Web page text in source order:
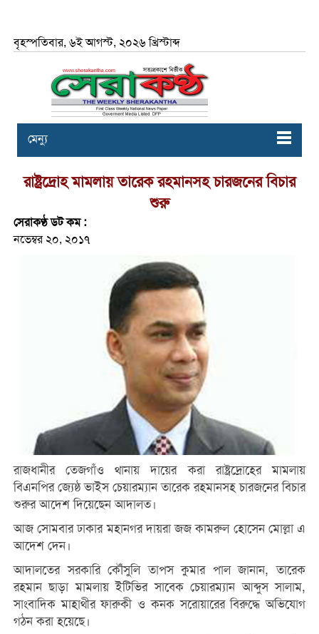
বৃহস্পতিবার, ৬ই আগস্ট, ২০২৬ খ্রিস্টাব্দ
মেন্যু
রাষ্ট্রদ্রোহ মামলায় তারেক রহমানসহ চারজনের বিচার
শুরু
সেরাকণ্ঠ ডট কম :
নভেম্বর ২০, ২০১৭
রাজধানীর তেজগাঁও থানায় দায়ের করা রাষ্ট্রদ্রোহের মামলায়
বিএনপির জ্যেষ্ঠ ভাইস চেয়ারম্যান তারেক রহমানসহ চারজনের বিচার
শুরুর আদেশ দিয়েছেন আদালত।
আজ সোমবার ঢাকার মহানগর দায়রা জজ কামরুল হোসেন মোল্লা এ
আদেশ দেন।
আদালতের সরকারি কৌঁসুলি তাপস কুমার পাল জানান, তারেক
রহমান ছাড়া মামলায় ইটিভির সাবেক চেয়ারম্যান আব্দুস সালাম,
সাংবাদিক মাহাথীর ফারুকী ও কনক সরোয়ারের বিরুদ্ধে অভিযোগ
গঠন করা হয়েছে।